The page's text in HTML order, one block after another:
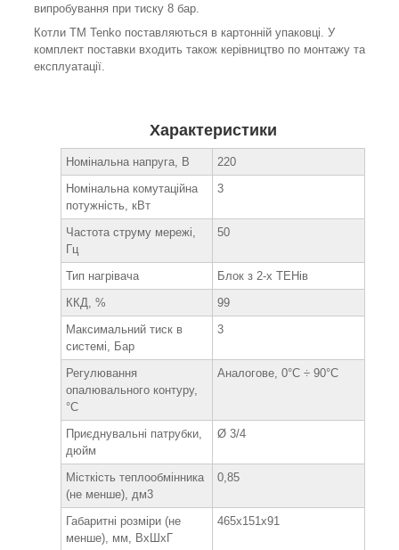
випробування при тиску 8 бар.
Котли ТМ Tenko поставляються в картонній упаковці. У
комплект поставки входить також керівництво по монтажу та
експлуатації.
Характеристики
Номінальна напруга, В
220
Номінальна комутаційна
потужність, кВт
3
Частота струму мережі,
Гц
50
Тип нагрівача
Блок з 2-х ТЕНів
ККД, %
99
Максимальний тиск в
системі, Бар
3
Регулювання
опалювального контуру,
°C
Аналогове, 0°C ÷ 90°C
Приєднувальні патрубки,
дюйм
Ø 3/4
Місткість теплообмінника
(не менше), дм3
0,85
Габаритні розміри (не
менше), мм, ВхШхГ
465x151x91